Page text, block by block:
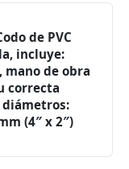
de PVC
incluye:
de obra
correcta
diámetros:
(4″ x 2″)